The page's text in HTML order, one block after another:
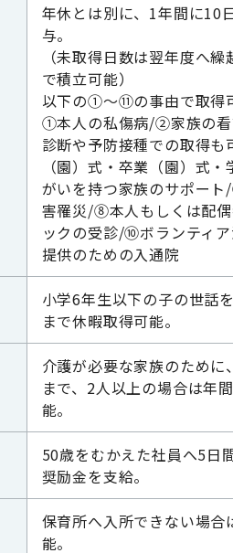
年休とは別に、1年間に10
与。
（未取得日数は翌年度へ
で積立可能）
以下の①～⑪の事由で取得
①本人の私傷病/②家族の
診断や予防接種での取得
（園）式・卒業（園）式
がいを持つ家族のサポー
害罹災/⑧本人もしくは配
ックの受診/⑩ボランティ
提供のための入通院
小学6年生以下の子の世話
まで休暇取得可能。
介護が必要な家族のため
まで、2人以上の場合は年
能。
50歳をむかえた社員へ5日
奨励金を支給。
保育所へ入所できない場
能。